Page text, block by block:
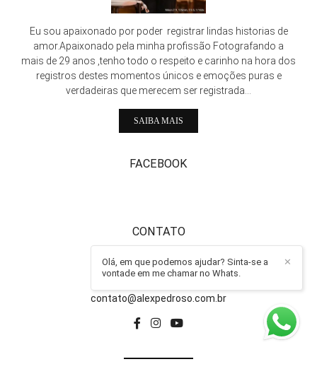
Eu sou apaixonado por poder registrar lindas historias de
amor.Apaixonado pela minha profissão Fotografando a
mais de 29 anos ,tenho todo o respeito e carinho na hora dos
registros destes momentos únicos e emoções puras e
verdadeiras que merecem ser registrada...
SAIBA MAIS
FACEBOOK
CONTATO
011-997221254
contato@alexpedroso.com.br
✕
Olá, em que podemos ajudar? Sinta-se a
vontade em me chamar no Whats.